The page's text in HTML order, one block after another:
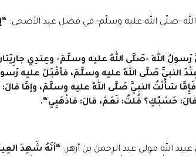
-صلّى الله عليه وسلّم- في فضل عيد الأضحى: “
اللهِ -صَلَّى اللهُ عليه وسلَّمَ- وعِندِي
النبيِّ صَلَّى اللهُ عليه وسلَّمَ، فأقْبَلَ عليه
فَإِمَّا سَأَلْتُ النبيَّ صَلَّى اللهُ عليه وسلَّمَ، وإمَّا
قالَ: حَسْبُكِ؟ قُلتُ: نَعَمْ، قالَ: فاذْهَبِي“.
الله مولى عبد الرحمن بن أزهر: “أنَّهُ شَهِدَ